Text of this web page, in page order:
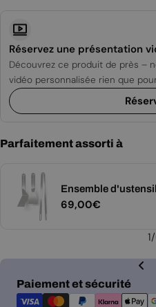
Réservez une présentation
Découvrez ce produit de près –
vidéo personnalisée rien que
Parfaitement assorti à
Ensemble
Prix
69,00€
1/
Paiement et sécurité
Modes
de